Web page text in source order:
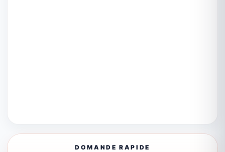
DOMANDE RAPIDE